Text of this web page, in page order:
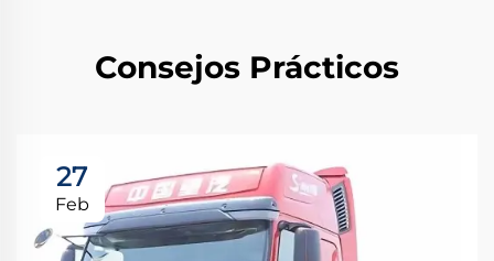
Consejos Prácticos
27
Feb